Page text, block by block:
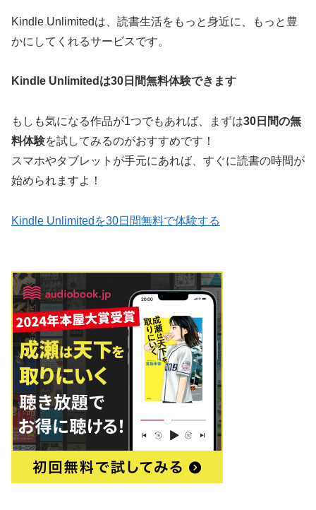
Kindle Unlimitedは、読書生活をもっと身近に、もっと豊
かにしてくれるサービスです。
Kindle Unlimitedは30日間無料体験できます
もしも気になる作品が1つでもあれば、まずは30日間の無
料体験を試してみるのがおすすめです！
スマホやタブレットが手元にあれば、すぐに読書の時間が
始められますよ！
Kindle Unlimitedを30日間無料で体験する